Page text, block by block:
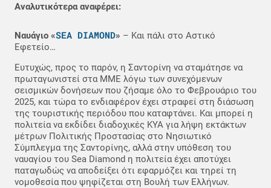
Αναλυτικότερα αναφέρει:
Ναυάγιο «SEA DIAMOND» – Και πάλι στο Αστικό
Εφετείο…
Ευτυχώς, προς το παρόν, η Σαντορίνη να σταμάτησε να
πρωταγωνιστεί στα ΜΜΕ λόγω των συνεχόμενων
σεισμικών δονήσεων που ζήσαμε όλο το Φεβρουάριο του
2025, και τώρα το ενδιαφέρον έχει στραφεί στη διάσωση
της τουριστικής περιόδου που καταφτάνει. Και μπορεί η
πολιτεία να εκδίδει διαδοχικές ΚΥΑ για λήψη εκτάκτων
μέτρων Πολιτικής Προστασίας στο Νησιωτικό
Σύμπλεγμα της Σαντορίνης, αλλά στην υπόθεση του
ναυαγίου του Sea Diamond η πολιτεία έχει αποτύχει
παταγωδώς να αποδείξει ότι εφαρμόζει και τηρεί τη
νομοθεσία που ψηφίζεται στη Βουλή των Ελλήνων.